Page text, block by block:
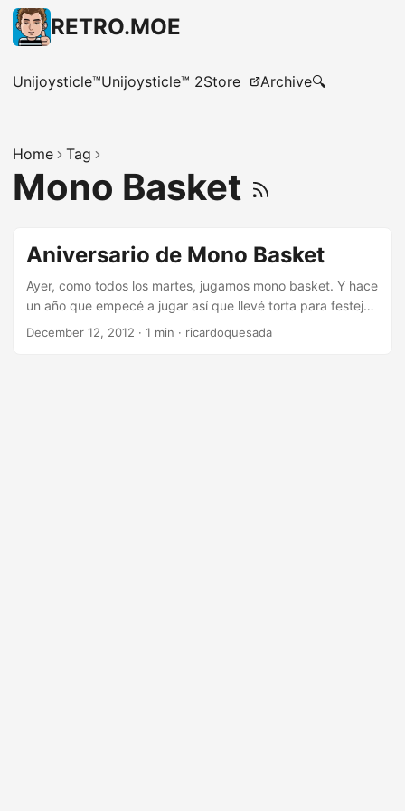
RETRO.MOE
Unijoysticle™Unijoysticle™ 2Store Archive🔍
Home Tag
Mono Basket
Aniversario de Mono Basket
Ayer, como todos los martes, jugamos mono basket. Y hace
un año que empecé a jugar así que llevé torta para festejar
mi 1er aniversario :)
December 12, 2012 · 1 min · ricardoquesada